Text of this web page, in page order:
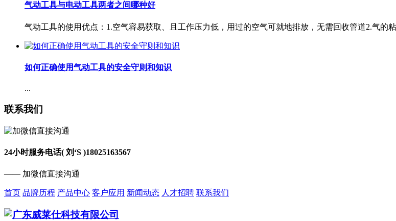
气动工具与电动工具两者之间哪种好
气动工具的使用优点：1.空气容易获取、且工作压力低，用过的空气可就地排放，无需回收管道2.气的
如何正确使用气动工具的安全守则和知识
...
联系我们
24小时服务电话( 刘‘S )18025163567
—— 加微信直接沟通
首页 品牌历程 产品中心 客户应用 新闻动态 人才招聘 联系我们